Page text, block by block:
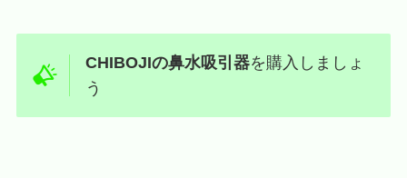
CHIBOJIの鼻水吸引器を購入しましょ
う